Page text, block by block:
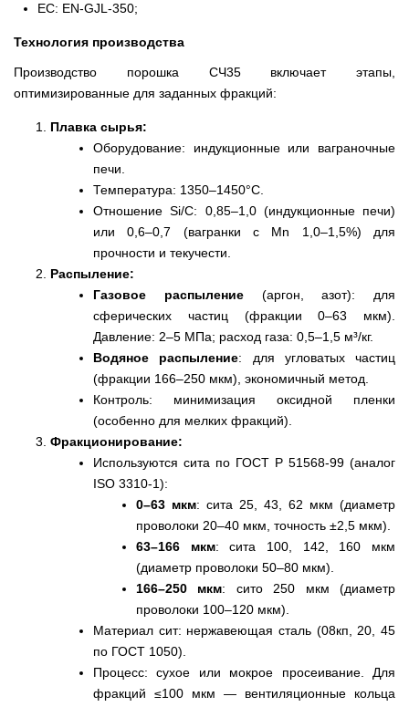
ЕС: EN-GJL-350;
Технология производства
Производство порошка СЧ35 включает этапы,
оптимизированные для заданных фракций:
Плавка сырья:
Оборудование: индукционные или ваграночные
печи.
Температура: 1350–1450°C.
Отношение Si/C: 0,85–1,0 (индукционные печи)
или 0,6–0,7 (вагранки с Mn 1,0–1,5%) для
прочности и текучести.
Распыление:
Газовое распыление(аргон, азот): для
сферических частиц (фракции 0–63 мкм).
Давление: 2–5 МПа; расход газа: 0,5–1,5 м³/кг.
Водяное распыление: для угловатых частиц
(фракции 166–250 мкм), экономичный метод.
Контроль: минимизация оксидной пленки
(особенно для мелких фракций).
Фракционирование:
Используются сита по ГОСТ Р 51568-99 (аналог
ISO 3310-1):
0–63 мкм: сита 25, 43, 62 мкм (диаметр
проволоки 20–40 мкм, точность ±2,5 мкм).
63–166 мкм: сита 100, 142, 160 мкм
(диаметр проволоки 50–80 мкм).
166–250 мкм: сито 250 мкм (диаметр
проволоки 100–120 мкм).
Материал сит: нержавеющая сталь (08кп, 20, 45
по ГОСТ 1050).
Процесс: сухое или мокрое просеивание. Для
фракций ≤100 мкм — вентиляционные кольца